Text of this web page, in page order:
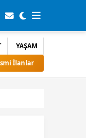
YAŞAM
İlanlar